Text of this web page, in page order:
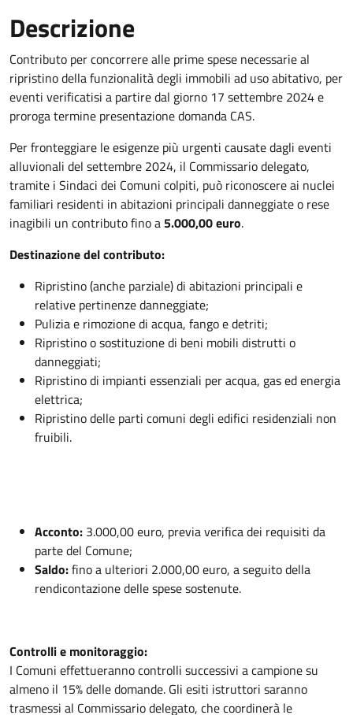
Descrizione
Contributo per concorrere alle prime spese necessarie al
ripristino della funzionalità degli immobili ad uso abitativo, per
eventi verificatisi a partire dal giorno 17 settembre 2024 e
proroga termine presentazione domanda CAS.
Per fronteggiare le esigenze più urgenti causate dagli eventi
alluvionali del settembre 2024, il Commissario delegato,
tramite i Sindaci dei Comuni colpiti, può riconoscere ai nuclei
familiari residenti in abitazioni principali danneggiate o rese
inagibili un contributo fino a 5.000,00 euro.
Destinazione del contributo:
Ripristino (anche parziale) di abitazioni principali e
relative pertinenze danneggiate;
Pulizia e rimozione di acqua, fango e detriti;
Ripristino o sostituzione di beni mobili distrutti o
danneggiati;
Ripristino di impianti essenziali per acqua, gas ed energia
elettrica;
Ripristino delle parti comuni degli edifici residenziali non
fruibili.
Acconto: 3.000,00 euro, previa verifica dei requisiti da
parte del Comune;
Saldo:fino a ulteriori 2.000,00 euro, a seguito della
rendicontazione delle spese sostenute.
Controlli e monitoraggio:
I Comuni effettueranno controlli successivi a campione su
almeno il 15% delle domande. Gli esiti istruttori saranno
trasmessi al Commissario delegato, che coordinerà le